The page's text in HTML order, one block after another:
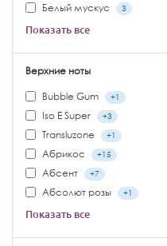
Белый мускус 3
Показать все
Верхние ноты
Bubble Gum
+1
Iso E Super +3
Transluzone +1
Абрикос +15
Абсент +7
Абсолют розы +1
Показать все